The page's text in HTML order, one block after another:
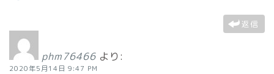
返信
phm76466 より:
2020年5月14日 9:47 PM